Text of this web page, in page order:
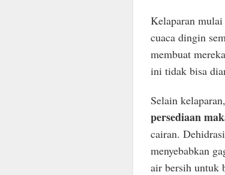
Kelaparan
cuaca dingin
membuat
ini tidak bisa
Selain
persediaan
cairan.
menyebabkan
air bersih untuk